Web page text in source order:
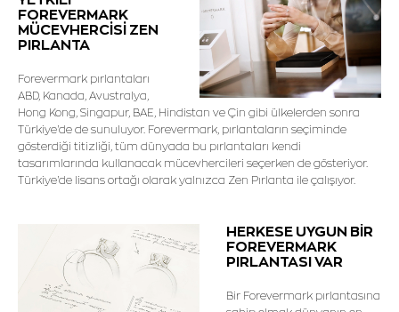
FOREVERMARK
MÜCEVHERCİSİ ZEN
PIRLANTA
Forevermark pırlantaları
ABD, Kanada, Avustralya,
Hong Kong, Singapur, BAE, Hindistan ve Çin gibi ülkelerden sonra
Türkiye'de de sunuluyor. Forevermark, pırlantaların seçiminde
gösterdiği titizliği, tüm dünyada bu pırlantaları kendi
tasarımlarında kullanacak mücevhercileri seçerken de gösteriyor.
Türkiye'de lisans ortağı olarak yalnızca Zen Pırlanta ile çalışıyor.
HERKESE UYGUN BİR
FOREVERMARK
PIRLANTASI VAR
Bir Forevermark pırlantasına